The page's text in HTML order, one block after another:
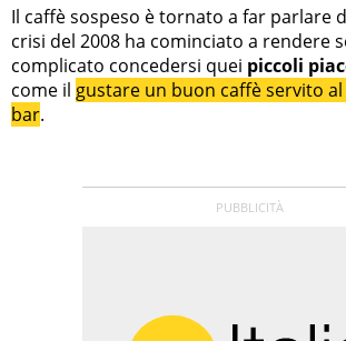
Il caffè sospeso è tornato a far parlare
crisi del 2008 ha cominciato a rendere
complicato concedersi quei piccoli
come il gustare un buon caffè servito
bar.